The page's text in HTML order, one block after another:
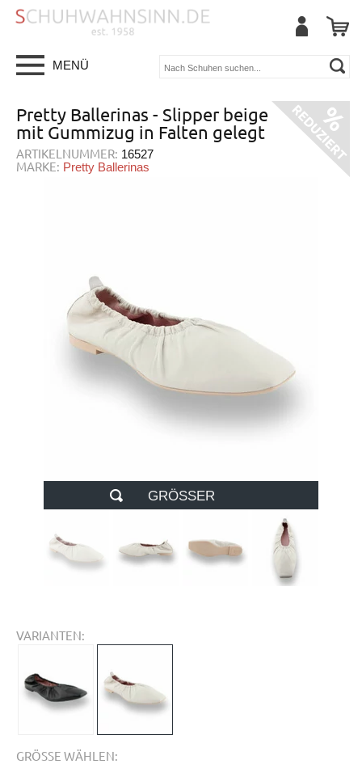
MENÜ
Pretty Ballerinas - Slipper beige
mit Gummizug in Falten gelegt
ARTIKELNUMMER: 16527
MARKE: Pretty Ballerinas
GRÖSSER
VARIANTEN:
GRÖSSE WÄHLEN: